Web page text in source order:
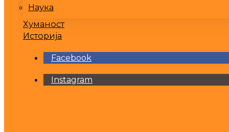
Наука
Хуманост
Историја
Facebook
Instagram